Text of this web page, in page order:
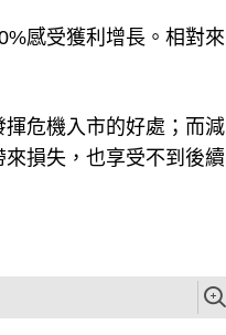
感受獲利增長。相對來
危機入市的好處；而減
損失，也享受不到後續